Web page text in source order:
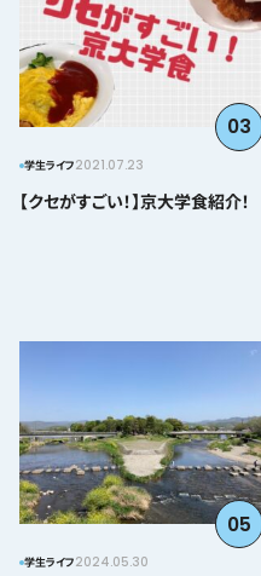
03
学生ライフ2021.07.23
【クセがすごい！】京大学食紹介！
05
学生ライフ2024.05.30